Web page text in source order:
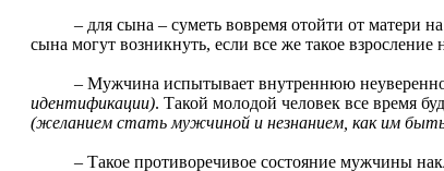
– для сына – суметь вовремя отойти от матери на
сына могут возникнуть, если все же такое взросление
– Мужчина испытывает внутреннюю
идентификации). Такой молодой человек все время
(желанием стать мужчиной и незнанием, как им
– Такое противоречивое состояние мужчины